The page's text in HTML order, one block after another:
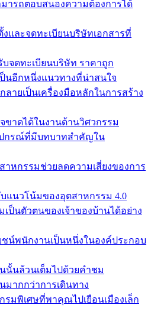
ารถตอบสนองความต้องการได้
และจดทะเบียนบริษัทเอกสารที่
บจดทะเบียนบริษัท ราคาถูก
ป็นอีกหนึ่งแนวทางที่น่าสนใจ
ลายเป็นเครื่องมือหลักในการสร้าง
ขาดได้ในงานด้านวิศวกรรม
อุปกรณ์ที่มีบทบาทสำคัญใน
าหกรรมช่วยลดความเสี่ยงของการ
บแนวโน้มของอุตสาหกรรม 4.0
ป็นตัวตนของเจ้าของบ้านได้อย่าง
น์พนักงานเป็นหนึ่งในองค์ประกอบ
นั้นล้วนเต็มไปด้วยคำชม
มากกว่าการเดินทาง
รมพิเศษที่พาคุณไปเยือนเมืองเล็ก